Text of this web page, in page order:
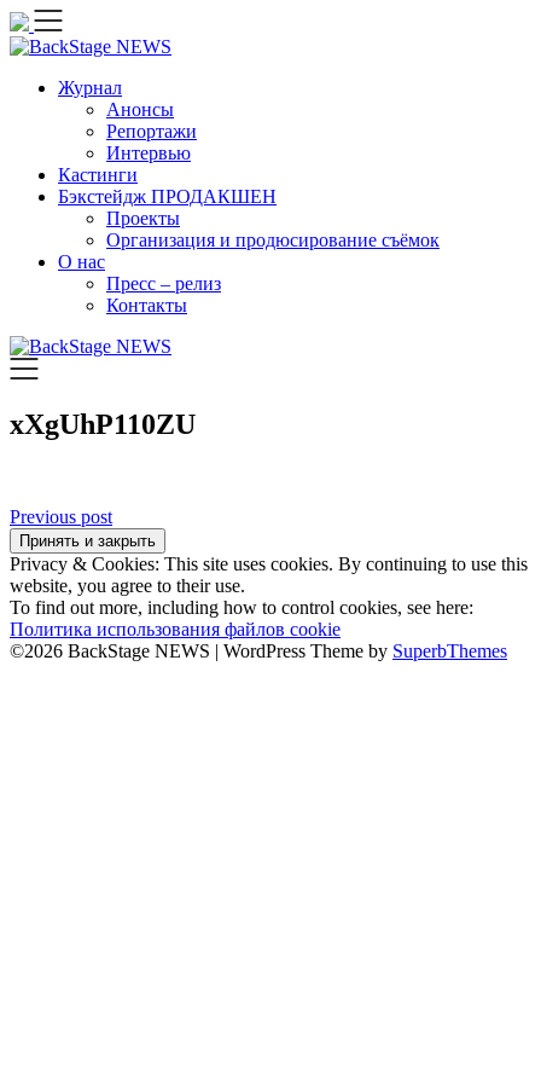
Skip
to
content
Журнал
Анонсы
Репортажи
Интервью
Кастинги
Бэкстейдж ПРОДАКШЕН
Проекты
Организация и продюсирование съёмок
О нас
Пресс – релиз
Контакты
xXgUhP110ZU
Навигация
по
записям
Previous post
Privacy & Cookies: This site uses cookies. By continuing to use this
website, you agree to their use.
To find out more, including how to control cookies, see here:
Политика использования файлов cookie
©2026 BackStage NEWS | WordPress Theme by SuperbThemes